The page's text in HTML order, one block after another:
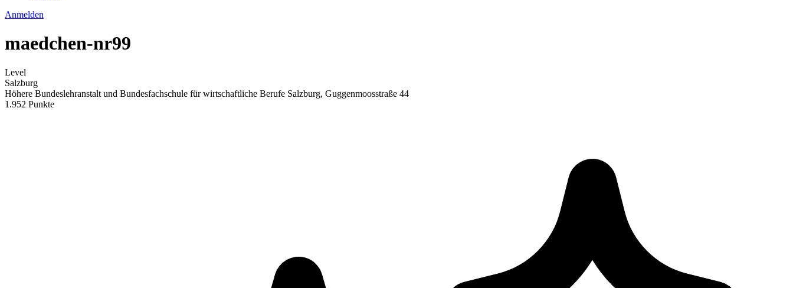
Anmelden
maedchen-nr99
Level
Salzburg
Höhere Bundeslehranstalt und Bundesfachschule für wirtschaftliche Berufe Salzburg, Guggenmoosstraße 44
1.952 Punkte